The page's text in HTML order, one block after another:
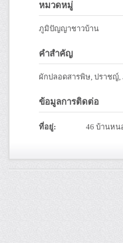
หมวดหมู่
ภูมิปัญญาชาวบ้าน
คำสำคัญ
ผักปลอดสารพิษ, ปราช
ข้อมูลการติดต่อ
ที่อยู่: 46 บ้านหน